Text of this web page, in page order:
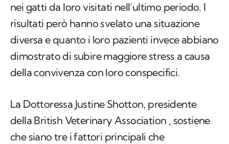
nei gatti da loro visitati nell’ultimo periodo. I
risultati però hanno svelato una situazione
diversa e quanto i loro pazienti invece abbiano
dimostrato di subire maggiore stress a causa
della convivenza con loro conspecifici.
La Dottoressa Justine Shotton, presidente
della British Veterinary Association , sostiene
che siano tre i fattori principali che